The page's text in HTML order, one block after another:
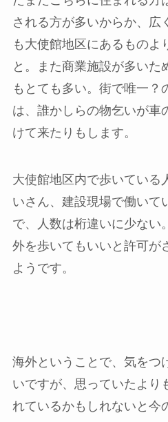
される方が多いからか、広
も大使館地区にあるものよ
と。また商業施設が多いた
もとても多い。街で唯一？
は、誰かしらの物乞いが車
けて来たりもします。
大使館地区内で歩いている
いさん、建設現場で働いて
で、人数は桁違いに少ない
外を歩いてもいいと許可が
ようです。
海外ということで、気をつ
いですが、思っていたより
れているかもしれないと今